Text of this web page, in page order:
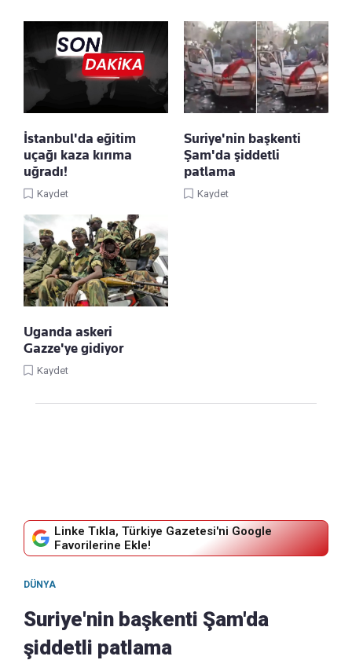
İstanbul'da eğitim
uçağı kaza kırıma
uğradı!
Kaydet
Suriye'nin başkenti
Şam'da şiddetli
patlama
Kaydet
Uganda askeri
Gazze'ye gidiyor
Kaydet
Linke Tıkla, Türkiye Gazetesi'ni Google
Favorilerine Ekle!
DÜNYA
Suriye'nin başkenti Şam'da
şiddetli patlama